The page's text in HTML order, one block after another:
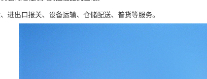
进出口报关、设备运输、仓储配送、普货等服务。